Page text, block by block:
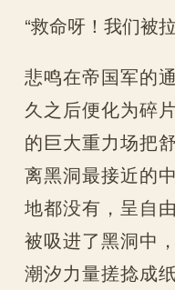
“救命呀！我们被
悲鸣在帝国军的
久之后便化为碎
的巨大重力场把
离黑洞最接近的
地都没有，呈自
被吸进了黑洞中
潮汐力量搓捻成